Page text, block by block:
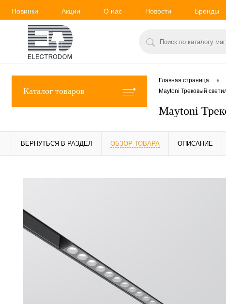
Новинки Акции О нас Новости Бренды
Каталог товаров
Главная страница •
Maytoni Трековый
Maytoni
ВЕРНУТЬСЯ В РАЗДЕЛ ОБЗОР ТОВАРА ОПИСАНИЕ